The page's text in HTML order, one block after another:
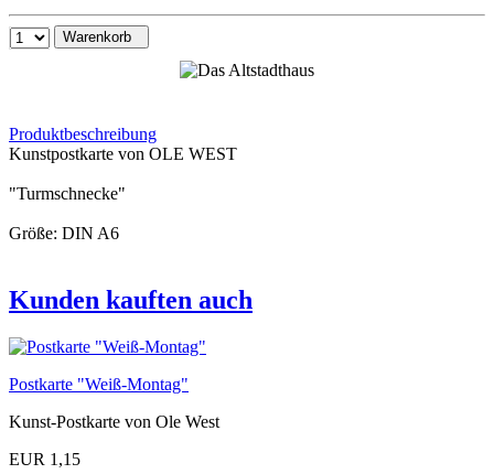
Warenkorb
Produktbeschreibung
Kunstpostkarte von OLE WEST
"Turmschnecke"
Größe: DIN A6
Kunden kauften auch
Postkarte "Weiß-Montag"
Kunst-Postkarte von Ole West
EUR 1,15